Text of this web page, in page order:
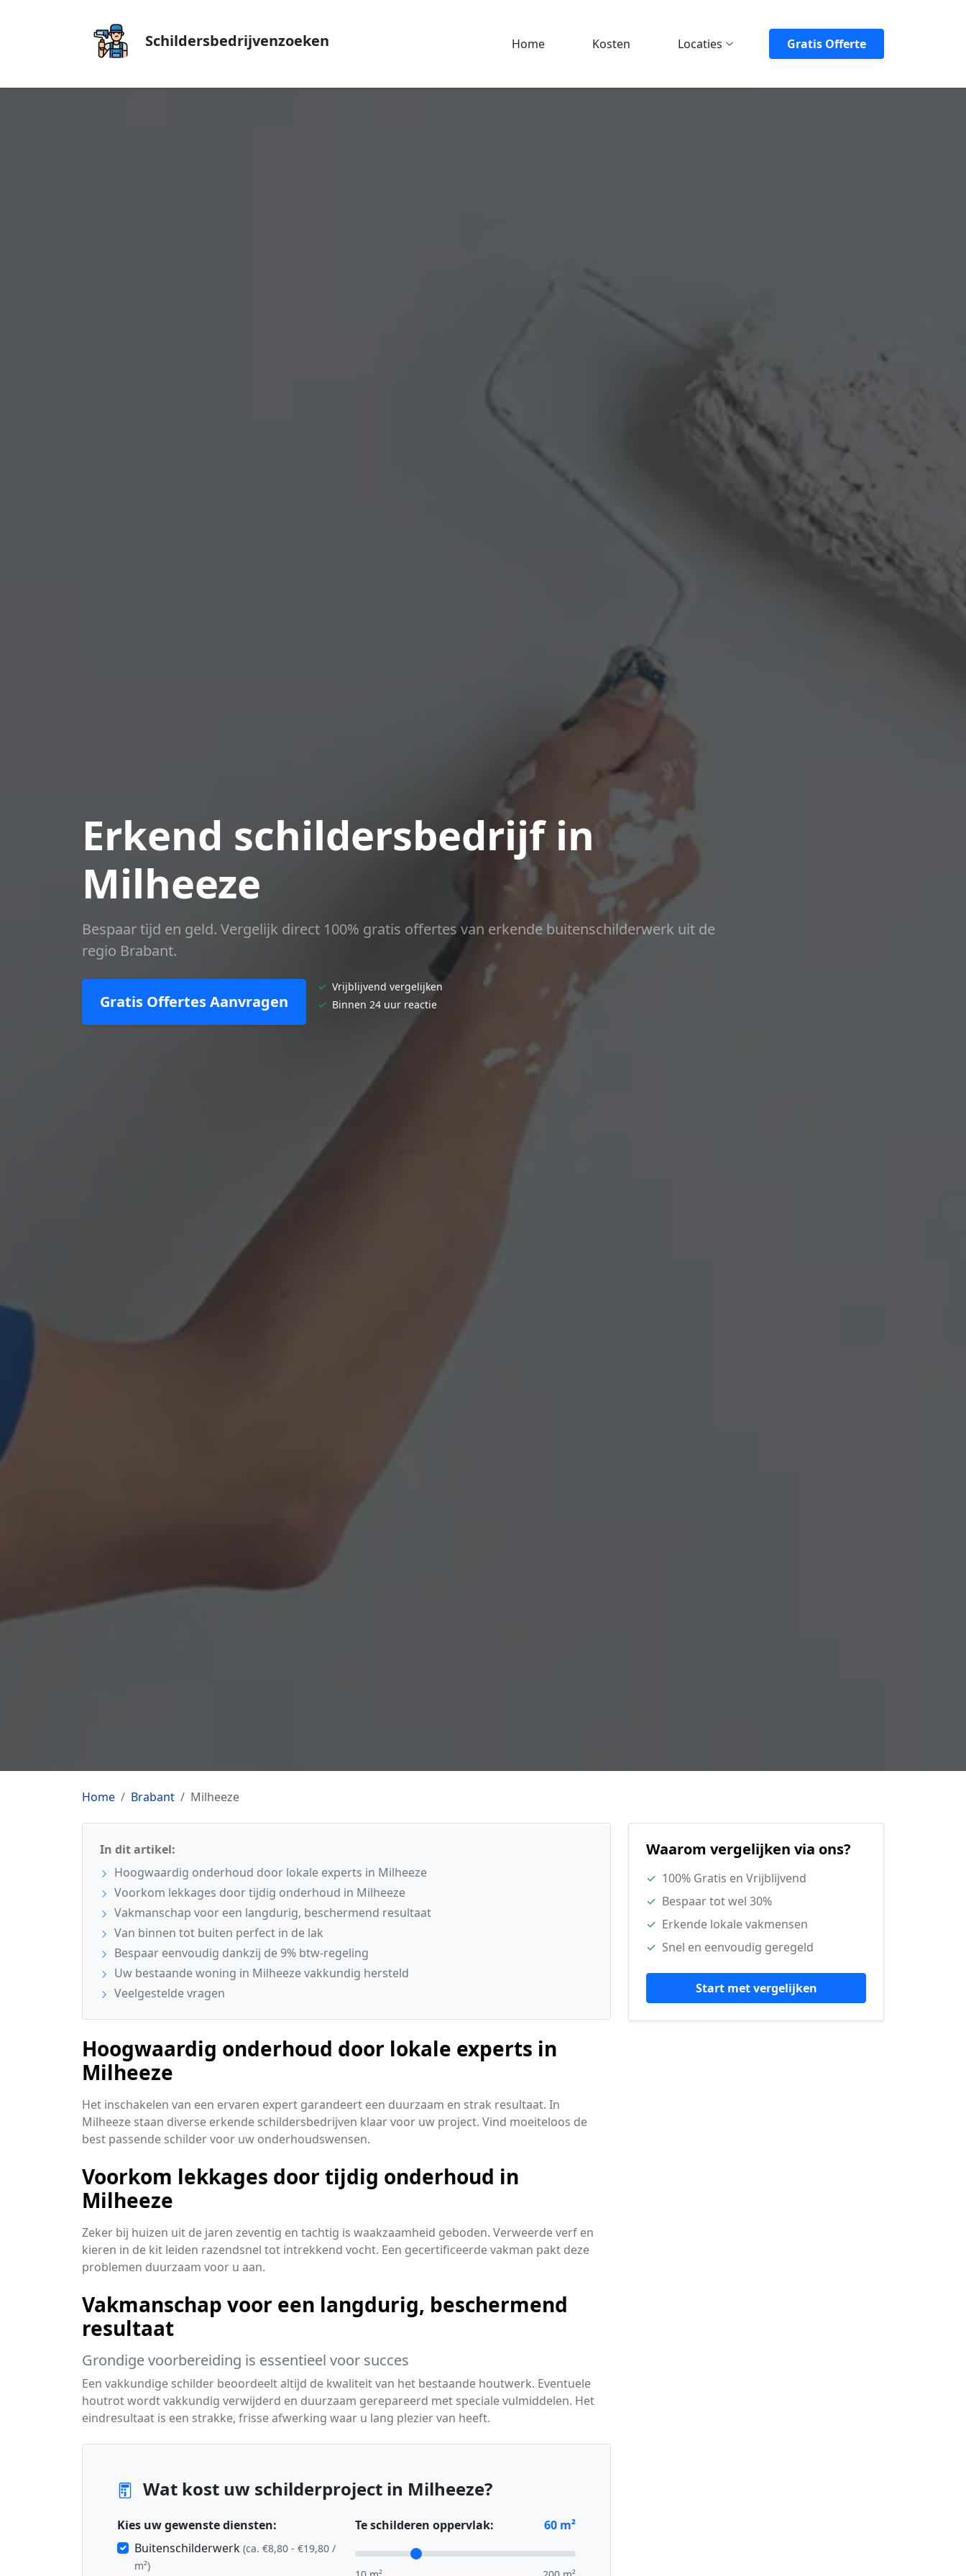
Schildersbedrijvenzoeken Home Kosten Locaties Gratis Offerte
Erkend schildersbedrijf in
Milheeze
Bespaar tijd en geld. Vergelijk direct 100% gratis offertes van erkende buitenschilderwerk uit de
regio Brabant.
Gratis Offertes Aanvragen
✓ Vrijblijvend vergelijken
✓ Binnen 24 uur reactie
Home Brabant Milheeze
In dit artikel:
Hoogwaardig onderhoud door lokale experts in Milheeze
Voorkom lekkages door tijdig onderhoud in Milheeze
Vakmanschap voor een langdurig, beschermend resultaat
Van binnen tot buiten perfect in de lak
Bespaar eenvoudig dankzij de 9% btw-regeling
Uw bestaande woning in Milheeze vakkundig hersteld
Veelgestelde vragen
Hoogwaardig onderhoud door lokale experts in
Milheeze
Het inschakelen van een ervaren expert garandeert een duurzaam en strak resultaat. In
Milheeze staan diverse erkende schildersbedrijven klaar voor uw project. Vind moeiteloos de
best passende schilder voor uw onderhoudswensen.
Voorkom lekkages door tijdig onderhoud in
Milheeze
Zeker bij huizen uit de jaren zeventig en tachtig is waakzaamheid geboden. Verweerde verf en
kieren in de kit leiden razendsnel tot intrekkend vocht. Een gecertificeerde vakman pakt deze
problemen duurzaam voor u aan.
Vakmanschap voor een langdurig, beschermend
resultaat
Grondige voorbereiding is essentieel voor succes
Een vakkundige schilder beoordeelt altijd de kwaliteit van het bestaande houtwerk. Eventuele
houtrot wordt vakkundig verwijderd en duurzaam gerepareerd met speciale vulmiddelen. Het
eindresultaat is een strakke, frisse afwerking waar u lang plezier van heeft.
Wat kost uw schilderproject in Milheeze?
Kies uw gewenste diensten:
Buitenschilderwerk (ca. €8,80 - €19,80 /
m²)
Te schilderen oppervlak: 60 m²
Waarom vergelijken via ons?
✓ 100% Gratis en Vrijblijvend
✓ Bespaar tot wel 30%
✓ Erkende lokale vakmensen
✓ Snel en eenvoudig geregeld
Start met vergelijken